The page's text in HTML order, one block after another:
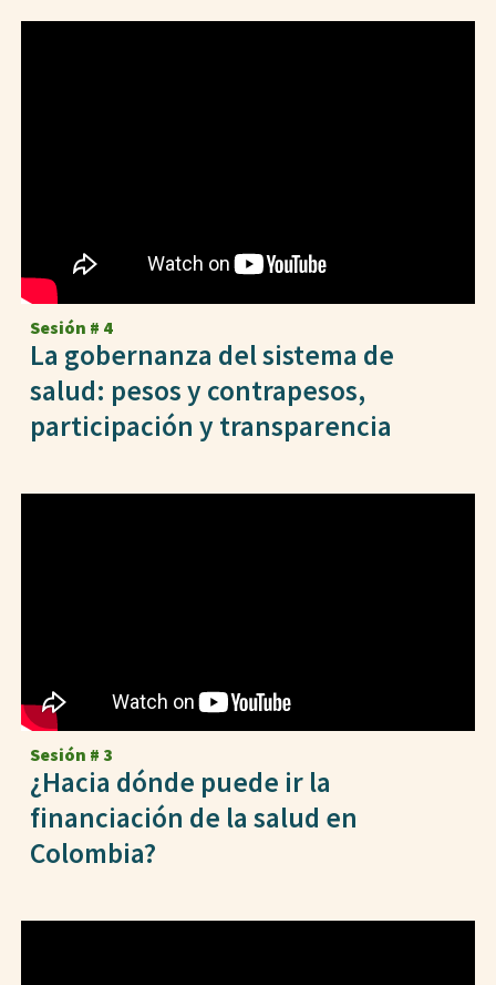
Sesión # 4
La gobernanza del sistema de
salud: pesos y contrapesos,
participación y transparencia
Sesión # 3
¿Hacia dónde puede ir la
financiación de la salud en
Colombia?